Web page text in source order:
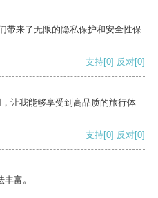
带来了无限的隐私保护和安全性保
支持[0] 反对[0]
让我能够享受到高品质的旅行体
支持[0] 反对[0]
富。